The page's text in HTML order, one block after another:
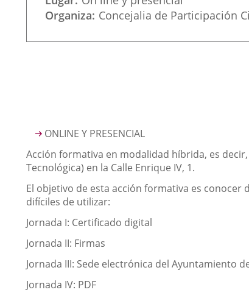
Organiza Concejalia de Participación
ONLINE Y PRESENCIAL
Acción formativa en modalidad híbrida, es
Tecnológica) en la Calle Enrique IV, 1.
El objetivo de esta acción formativa es
difíciles de utilizar:
Jornada I: Certificado digital
Jornada II: Firmas
Jornada III: Sede electrónica del Ayuntamiento
Jornada IV: PDF